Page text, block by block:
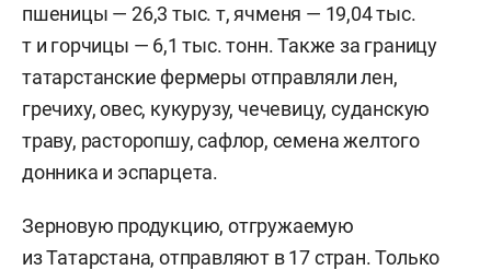
пшеницы — 26,3 тыс. т, ячменя — 19,04 тыс.
т и горчицы — 6,1 тыс. тонн. Также за границу
татарстанские фермеры отправляли лен,
гречиху, овес, кукурузу, чечевицу, суданскую
траву, расторопшу, сафлор, семена желтого
донника и эспарцета.
Зерновую продукцию, отгружаемую
из Татарстана, отправляют в 17 стран. Только